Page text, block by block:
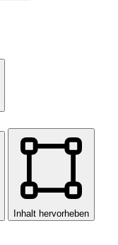
Inhalt hervorheben